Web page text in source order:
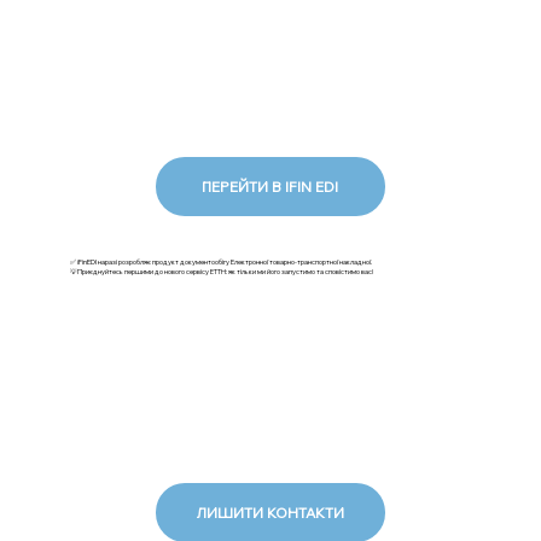
ПЕРЕЙТИ В IFIN EDI
✅ iFinEDI наразі розробляє продукт документообігу Електронної товарно-транспортної накладної.
💡Приєднуйтесь першими до нового сервісу ЕТТН: як тільки ми його запустимо та сповістимо вас!
ЛИШИТИ КОНТАКТИ